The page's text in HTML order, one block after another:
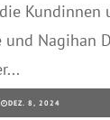
Kundinnen
und Nagihan
DEZ. 8, 2024